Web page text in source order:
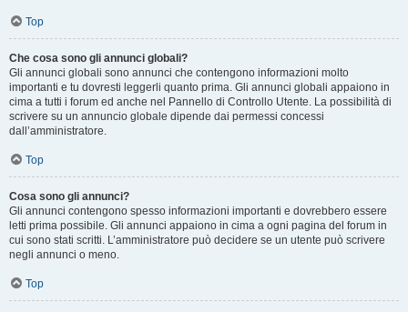
Top
Che cosa sono gli annunci globali?
Gli annunci globali sono annunci che contengono informazioni molto
importanti e tu dovresti leggerli quanto prima. Gli annunci globali appaiono in
cima a tutti i forum ed anche nel Pannello di Controllo Utente. La possibilità di
scrivere su un annuncio globale dipende dai permessi concessi
dall’amministratore.
Top
Cosa sono gli annunci?
Gli annunci contengono spesso informazioni importanti e dovrebbero essere
letti prima possibile. Gli annunci appaiono in cima a ogni pagina del forum in
cui sono stati scritti. L’amministratore può decidere se un utente può scrivere
negli annunci o meno.
Top